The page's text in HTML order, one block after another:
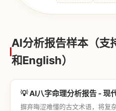
AI分析报告样本（支
和English）
💡 AI八字命理分析报告 - 现